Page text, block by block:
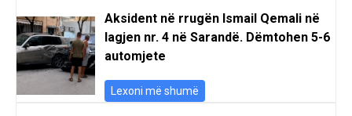
Aksident në rrugën Ismail Qemali në
lagjen nr. 4 në Sarandë. Dëmtohen 5-6
automjete
Lexoni më shumë